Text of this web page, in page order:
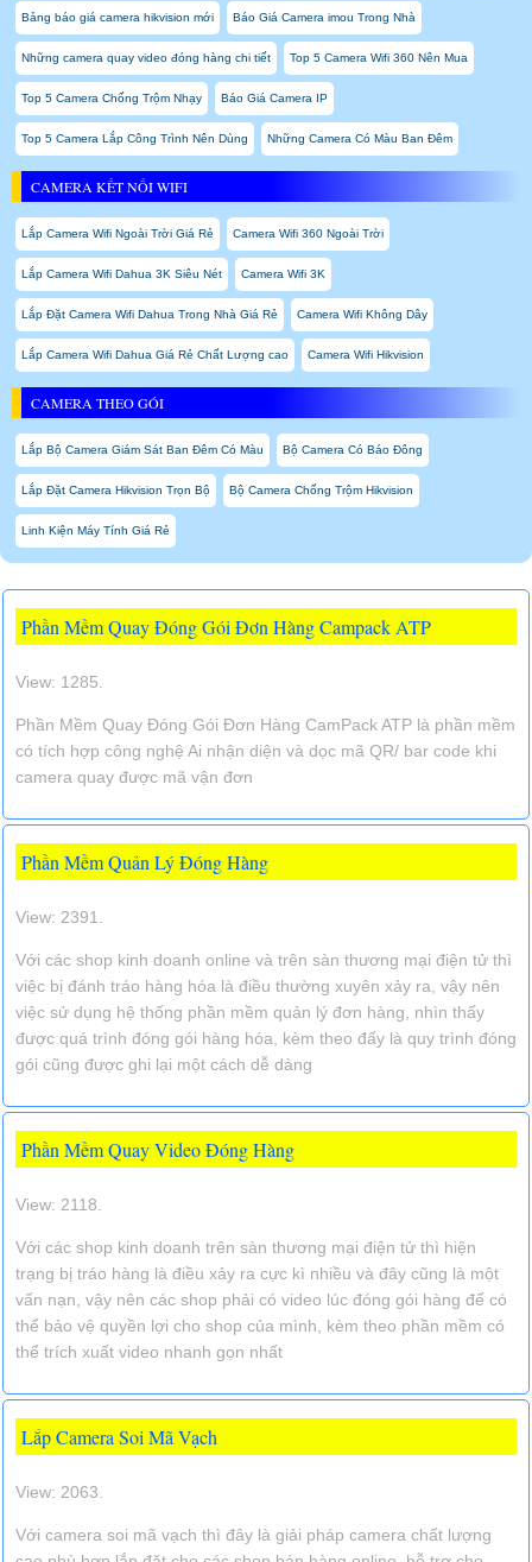
Bảng báo giá camera hikvision mới Báo Giá Camera imou Trong Nhà
Những camera quay video đóng hàng chi tiết Top 5 Camera Wifi 360 Nên Mua
Top 5 Camera Chống Trộm Nhạy Báo Giá Camera IP
Top 5 Camera Lắp Công Trình Nên Dùng Những Camera Có Màu Ban Đêm
CAMERA KẾT NỐI WIFI
Lắp Camera Wifi Ngoài Trời Giá Rẻ Camera Wifi 360 Ngoài Trời
Lắp Camera Wifi Dahua 3K Siêu Nét Camera Wifi 3K
Lắp Đặt Camera Wifi Dahua Trong Nhà Giá Rẻ Camera Wifi Không Dây
Lắp Camera Wifi Dahua Giá Rẻ Chất Lượng cao Camera Wifi Hikvision
CAMERA THEO GÓI
Lắp Bộ Camera Giám Sát Ban Đêm Có Màu Bộ Camera Có Báo Đông
Lắp Đặt Camera Hikvision Trọn Bộ Bộ Camera Chống Trộm Hikvision
Linh Kiện Máy Tính Giá Rẻ
Phần Mềm Quay Đóng Gói Đơn Hàng Campack ATP
View: 1285.
Phần Mềm Quay Đóng Gói Đơn Hàng CamPack ATP là phần mềm
có tích hợp công nghệ Ai nhận diện và dọc mã QR/ bar code khi
camera quay được mã vận đơn
Phần Mềm Quản Lý Đóng Hàng
View: 2391.
Với các shop kinh doanh online và trên sàn thương mại điện tử thì
việc bị đánh tráo hàng hóa là điều thường xuyên xảy ra, vậy nên
việc sử dụng hệ thống phần mềm quản lý đơn hàng, nhìn thấy
được quá trình đóng gói hàng hóa, kèm theo đấy là quy trình đóng
gói cũng được ghi lại một cách dễ dàng
Phần Mềm Quay Video Đóng Hàng
View: 2118.
Với các shop kinh doanh trên sàn thương mại điện tử thì hiện
trạng bị tráo hàng là điều xảy ra cực kì nhiều và đây cũng là một
vấn nạn, vậy nên các shop phải có video lúc đóng gói hàng để có
thể bảo vệ quyền lợi cho shop của mình, kèm theo phần mềm có
thể trích xuất video nhanh gọn nhất
Lắp Camera Soi Mã Vạch
View: 2063.
Với camera soi mã vạch thì đây là giải pháp camera chất lượng